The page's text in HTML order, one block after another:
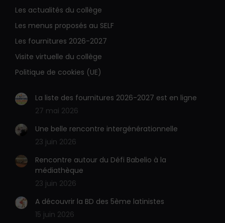
mail
s'ouvre
dans
une
fenêtre
Web
s'ouvre
dans
une
fenêtre
Les actualités du collège
Les menus proposés au SELF
Les fournitures 2026-2027
Visite virtuelle du collège
Politique de cookies (UE)
La liste des fournitures 2026-2027 est en ligne
27 mai 2026
Une belle rencontre intergénérationnelle
23 juin 2026
Rencontre autour du Défi Babelio à la
médiathèque
23 juin 2026
A découvrir la BD des 5ème latinistes
15 juin 2026